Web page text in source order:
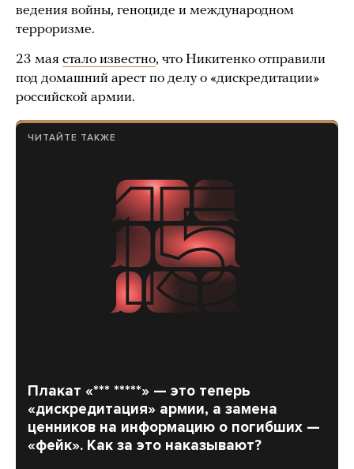
ведения войны, геноциде и международном
терроризме.
23 мая стало известно, что Никитенко отправили
под домашний арест по делу о «дискредитации»
российской армии.
ЧИТАЙТЕ ТАКЖЕ
Плакат «*** *****» — это теперь
«дискредитация» армии, а замена
ценников на информацию о погибших —
«фейк». Как за это наказывают?